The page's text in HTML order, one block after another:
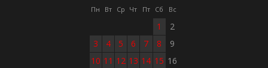
Пн Вт Ср Чт Пт Сб Вс
1
2
3
4 5 6 7 8
9
10 11 12 13 14 15 16